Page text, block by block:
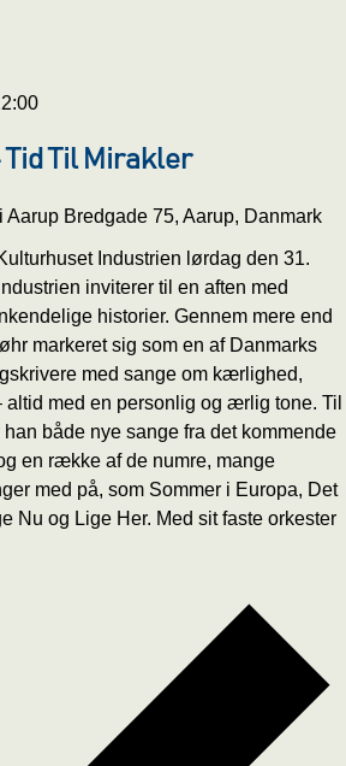
Tid Til Mirakler
Aarup Bredgade 75, Aarup, Danmark
Industrien lørdag den 31.
inviterer til en aften med
historier. Gennem mere end
markeret sig som en af Danmarks
med sange om kærlighed,
med en personlig og ærlig tone. Til
både nye sange fra det kommende
en række af de numre, mange
med på, som Sommer i Europa, Det
Nu og Lige Her. Med sit faste orkester